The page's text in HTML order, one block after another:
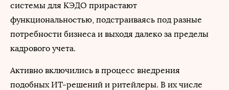
системы для КЭДО прирастают
функциональностью, подстраиваясь под разные
потребности бизнеса и выходя далеко за пределы
кадрового учета.
Активно включились в процесс внедрения
подобных ИТ-решений и ритейлеры. В их числе